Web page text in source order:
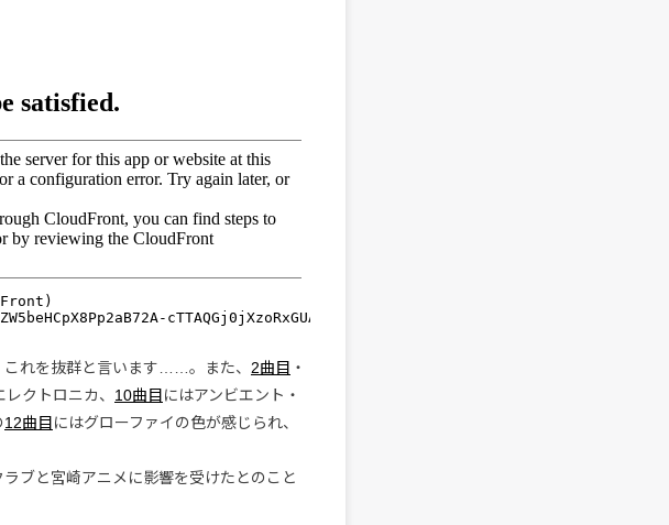
れを抜群と言います……。また、 2曲目 ・
レクトロニカ、 10曲目 にはアンビエント・
12曲目 にはグローファイの色が感じられ、
ブと宮崎アニメに影響を受けたとのこと